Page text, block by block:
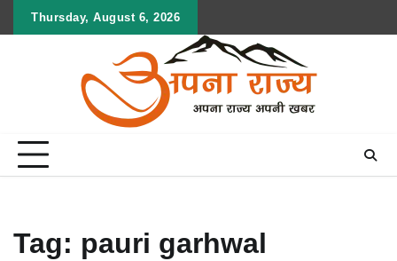
Thursday, August 6, 2026
Tag: pauri garhwal